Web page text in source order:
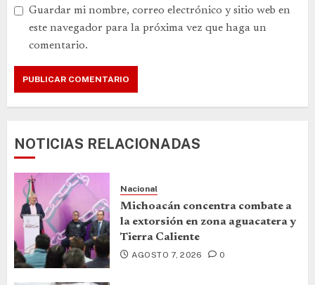
Guardar mi nombre, correo electrónico y sitio web en
este navegador para la próxima vez que haga un
comentario.
NOTICIAS RELACIONADAS
Nacional
Michoacán concentra combate a
la extorsión en zona aguacatera y
Tierra Caliente
AGOSTO 7, 2026 0